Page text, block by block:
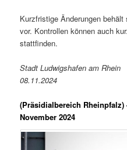
Kurzfristige Änderungen
vor. Kontrollen können auch
stattfinden.
Stadt Ludwigshafen am Rhein
08.11.2024
(Präsidialbereich Rheinpfalz)
November 2024